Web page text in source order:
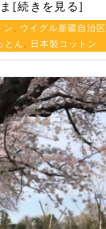
[続きを見る]
ン ウイグル新疆自治区
とん 日本製コットン